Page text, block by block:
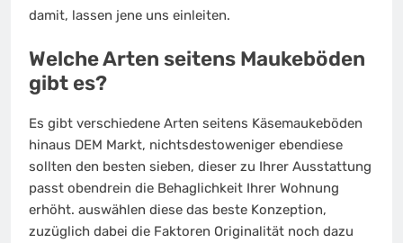
damit, lassen jene uns einleiten.
Welche Arten seitens Maukeböden
gibt es?
Es gibt verschiedene Arten seitens Käsemaukeböden
hinaus DEM Markt, nichtsdestoweniger ebendiese
sollten den besten sieben, dieser zu Ihrer Ausstattung
passt obendrein die Behaglichkeit Ihrer Wohnung
erhöht. auswählen diese das beste Konzeption,
zuzüglich dabei die Faktoren Originalität noch dazu